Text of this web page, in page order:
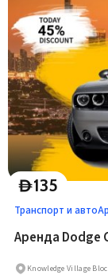
D135
Транспорт и авто
Аренда Dodge
Knowledge Village